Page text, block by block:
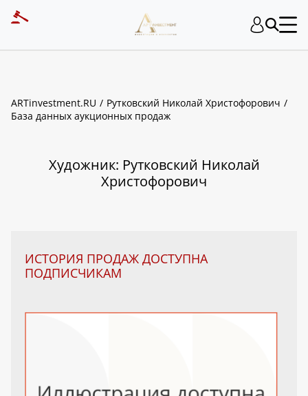
ARTinvestment.RU
Рутковский Николай Христофорович
База данных аукционных продаж
Художник: Рутковский Николай
Христофорович
ИСТОРИЯ ПРОДАЖ ДОСТУПНА
ПОДПИСЧИКАМ